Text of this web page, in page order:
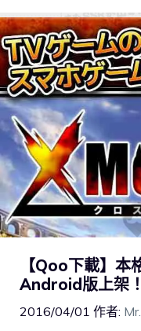
【Qoo下載】本
Android版上架
2016/04/01 作者: